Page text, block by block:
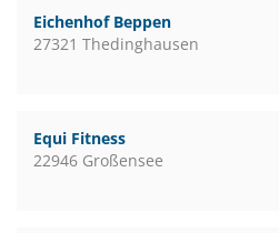
Eichenhof Beppen
27321 Thedinghausen
Equi Fitness
22946 Großensee